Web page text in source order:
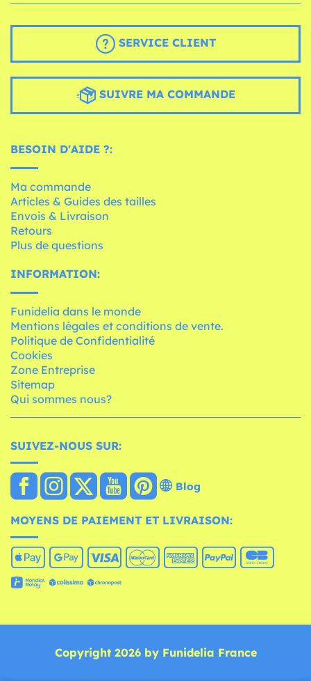
SERVICE CLIENT
SUIVRE MA COMMANDE
BESOIN D'AIDE ?:
Ma commande
Articles & Guides des tailles
Envois & Livraison
Retours
Plus de questions
INFORMATION:
Funidelia dans le monde
Mentions légales et conditions de vente.
Politique de Confidentialité
Cookies
Zone Entreprise
Sitemap
Qui sommes nous?
SUIVEZ-NOUS SUR:
Blog
MOYENS DE PAIEMENT ET LIVRAISON:
Copyright 2026 by Funidelia France